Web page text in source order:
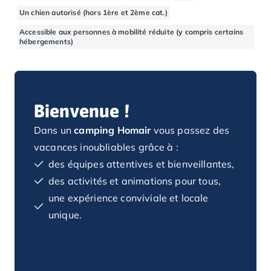
Camping Basse-Normandie
Camping Calvados
Camping Cabourg
Camping Honfleur
Camping Manche
Camping Mont Saint Michel
Camping Bretagne
Camping Côtes d'Armor
Camping Erquy
Camping Saint-Cast-le-Guildo
Camping Finistère
Camping Benodet
Un chien autorisé (hors 1ère et 2ème cat.)
Accessible aux personnes à mobilité réduite (y compris certains
hébergements)
Bienvenue !
Dans uncamping Homairvous passez des
vacances inoubliables grâce à :
des équipes attentives et bienveillantes,
des activités et animations pour tous,
une expérience conviviale et locale
unique.